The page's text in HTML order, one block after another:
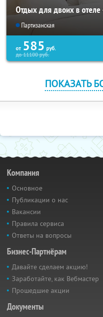
Отдых для двоих в отеле
Партизанская
от 585 руб.
до11100руб.
ПОКАЗАТЬ
Компания
Основное
Публикации о нас
Вакансии
Правила сервиса
Ответы на вопросы
Бизнес-Партнёрам
Давайте сделаем акцию!
Заработайте, как Вебмастер
Прошедшие акции
Документы